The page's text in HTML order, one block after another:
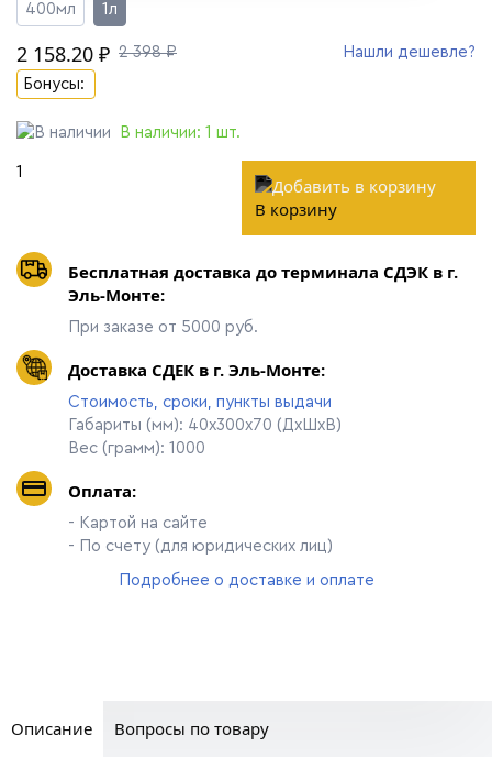
400мл 1л
2 158.20 ₽ 2 398 ₽
Нашли дешевле?
Бонусы:
В наличии: 1 шт.
В корзину
Бесплатная доставка до терминала СДЭК в г.
Эль-Монте:
При заказе от 5000 руб.
Доставка СДЕК в г. Эль-Монте:
Стоимость, сроки, пункты выдачи
Габариты (мм): 40х300х70 (ДхШхВ)
Вес (грамм): 1000
Оплата:
- Картой на сайте
- По счету (для юридических лиц)
Подробнее о доставке и оплате
Описание Вопросы по товару